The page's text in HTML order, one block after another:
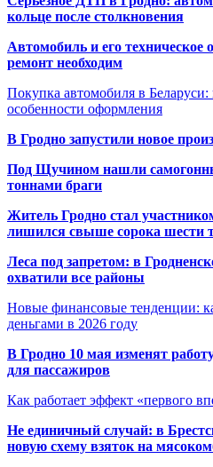
кольце после столкновения
Автомобиль и его техническое
ремонт необходим
Покупка автомобиля в
особенности оформления
В Гродно запустили новое
Под Щучином нашли
тоннами браги
Житель Гродно стал
лишился свыше сорока шести
Леса под запретом: в
охватили все районы
Новые финансовые тенденции:
деньгами в 2026 году
В Гродно 10 мая изменят
для пассажиров
Как работает эффект «первого
Не единичный случай: в
новую схему взяток на